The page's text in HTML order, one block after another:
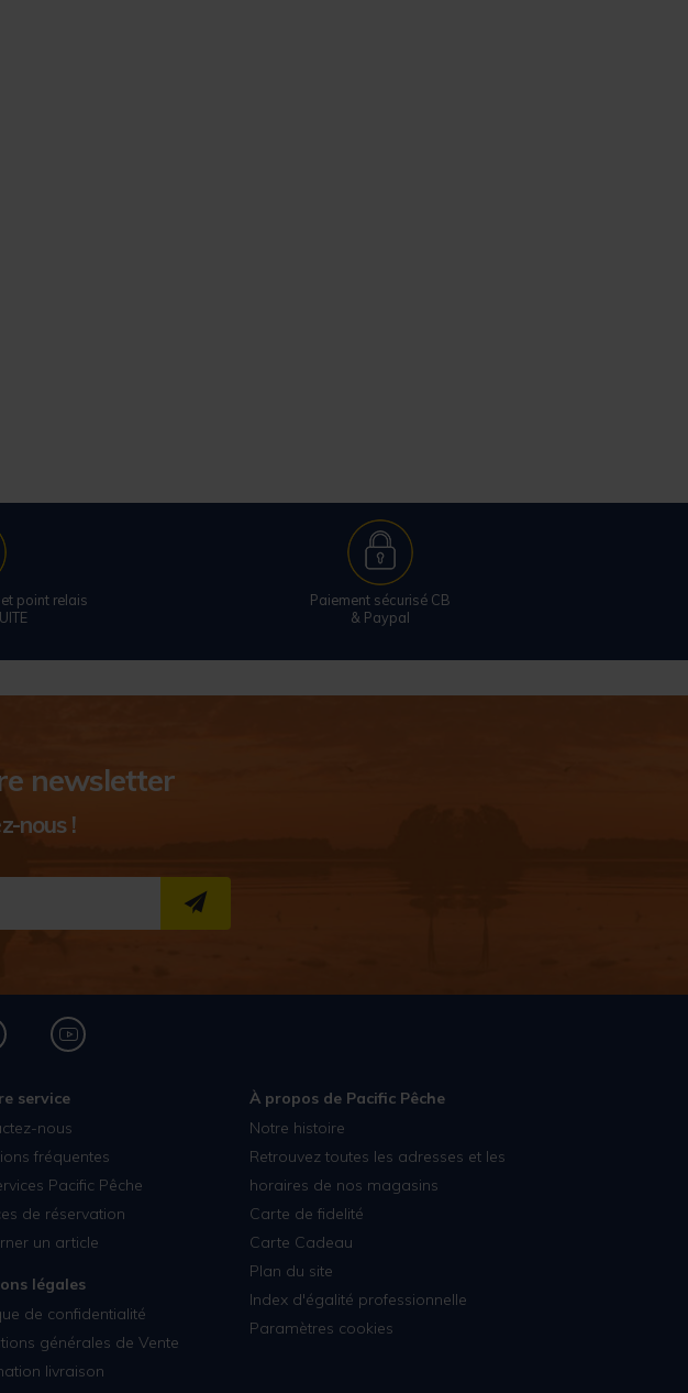
point relais
Paiement sécurisé CB
& Paypal
newsletter
nous !
S''INSCRIRE
service
nous
fréquentes
Pacific Pêche
de réservation
un article
légales
de confidentialité
générales de Vente
livraison
À propos de Pacific Pêche
Notre histoire
Retrouvez toutes les adresses et les
horaires de nos magasins
Carte de fidelité
Carte Cadeau
Plan du site
Index d'égalité professionnelle
Paramètres cookies